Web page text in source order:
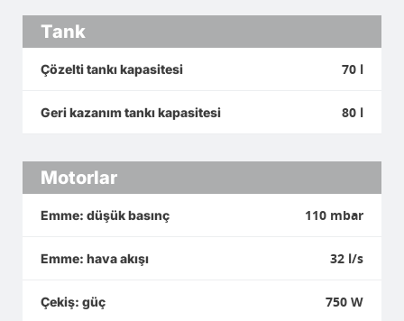
Tank
Çözelti tankı kapasitesi 70 l
Geri kazanım tankı kapasitesi 80 l
Motorlar
Emme: düşük basınç 110 mbar
Emme: hava akışı 32 l/s
Çekiş: güç 750 W